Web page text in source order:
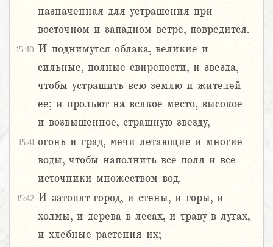
назначенная для устрашения при
восточном и западном ветре, повредится.
15:40 И поднимутся облака, великие и
сильные, полные свирепости, и звезда,
чтобы устрашить всю землю и жителей
ее; и прольют на всякое место, высокое
и возвышенное, страшную звезду,
15:41 огонь и град, мечи летающие и многие
воды, чтобы наполнить все поля и все
источники множеством вод.
15:42 И затопят город, и стены, и горы, и
холмы, и дерева в лесах, и траву в лугах,
и хлебные растения их;